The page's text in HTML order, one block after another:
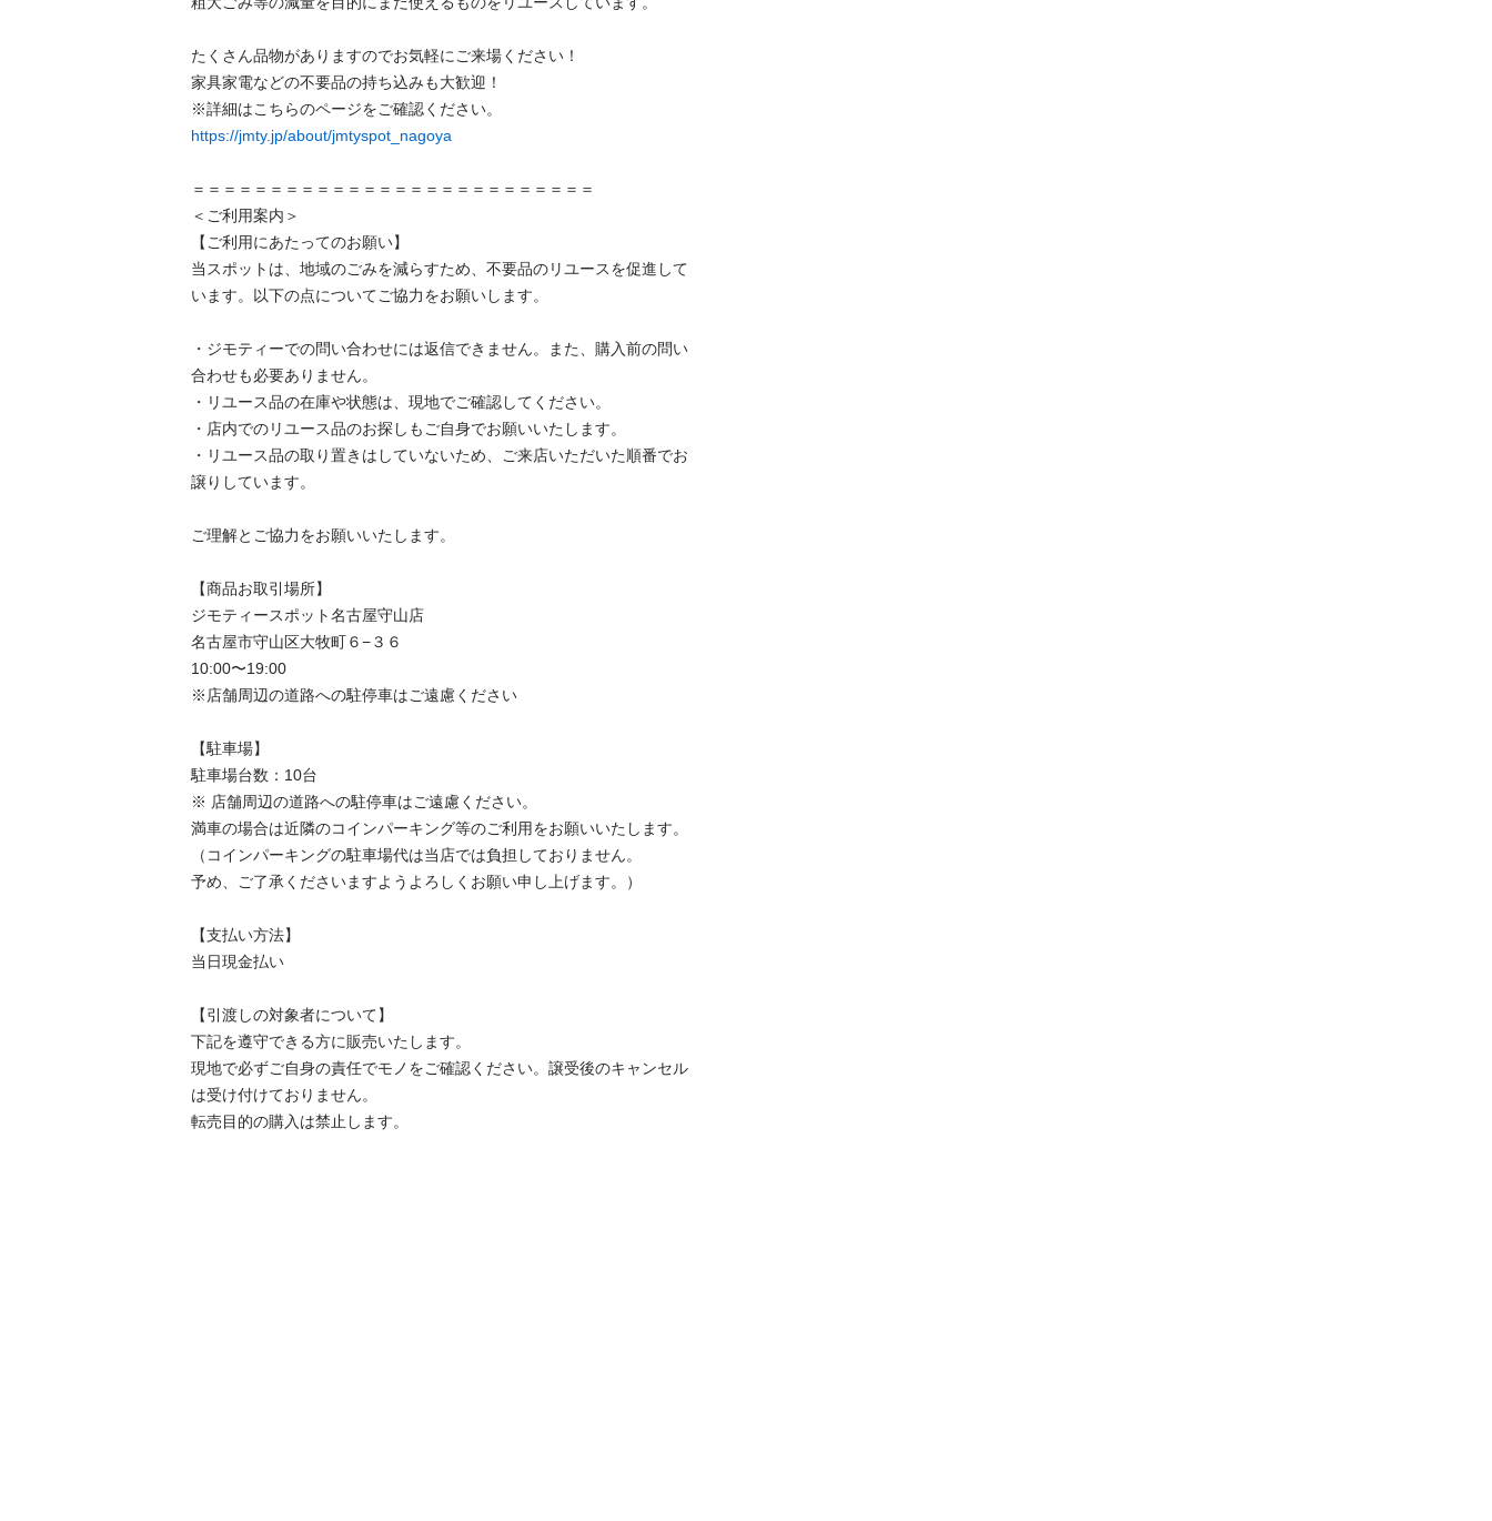
たくさん品物がありますのでお気軽にご来場ください！
家具家電などの不要品の持ち込みも大歓迎！
https://jmty.jp/about/jmtyspot_nagoya
＝＝＝＝＝＝＝＝＝＝＝＝＝＝＝＝＝＝＝＝＝＝＝＝＝＝
＜ご利用案内＞
【ご利用にあたってのお願い】
当スポットは、地域のごみを減らすため、不要品のリユースを促進して
います。以下の点についてご協力をお願いします。
・ジモティーでの問い合わせには返信できません。また、購入前の問い
合わせも必要ありません。
・リユース品の在庫や状態は、現地でご確認してください。
・店内でのリユース品のお探しもご自身でお願いいたします。
・リユース品の取り置きはしていないため、ご来店いただいた順番でお
譲りしています。
ご理解とご協力をお願いいたします。
【商品お取引場所】
ジモティースポット名古屋守山店
名古屋市守山区大牧町６−３６
10:00〜19:00
※店舗周辺の道路への駐停車はご遠慮ください
【駐⾞場】
駐車場台数：10台
※ 店舗周辺の道路への駐停車はご遠慮ください。
満車の場合は近隣のコインパーキング等のご利用をお願いいたします。
（コインパーキングの駐車場代は当店では負担しておりません。
予め、ご了承くださいますようよろしくお願い申し上げます。）
【⽀払い⽅法】
当日現金払い
【引渡しの対象者について】
下記を遵守できる⽅に販売いたします。
現地で必ずご⾃⾝の責任でモノをご確認ください。譲受後のキャンセル
は受け付けておりません。
転売⽬的の購⼊は禁⽌します。